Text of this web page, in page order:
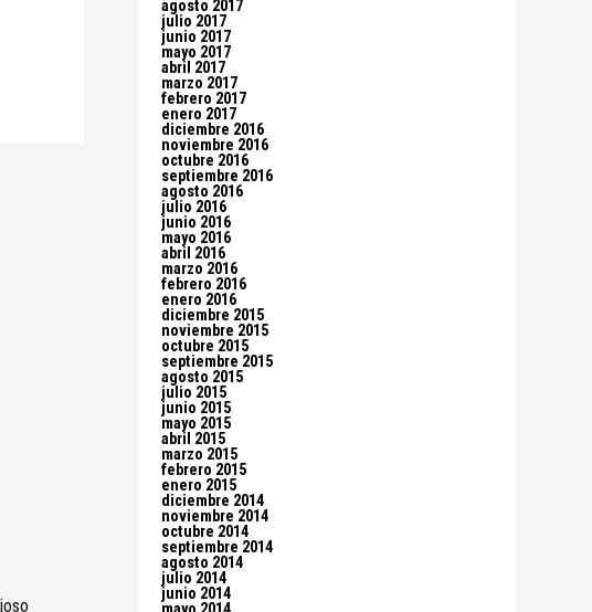
agosto 2017
julio 2017
junio 2017
mayo 2017
abril 2017
marzo 2017
febrero 2017
enero 2017
diciembre 2016
noviembre 2016
octubre 2016
septiembre 2016
agosto 2016
julio 2016
junio 2016
mayo 2016
abril 2016
marzo 2016
febrero 2016
enero 2016
diciembre 2015
noviembre 2015
octubre 2015
septiembre 2015
agosto 2015
julio 2015
junio 2015
mayo 2015
abril 2015
marzo 2015
febrero 2015
enero 2015
diciembre 2014
noviembre 2014
octubre 2014
septiembre 2014
agosto 2014
julio 2014
junio 2014